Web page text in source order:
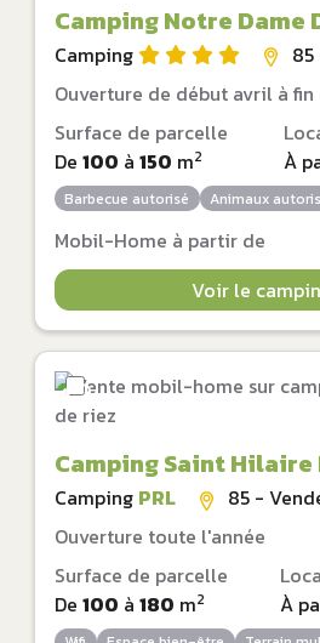
Camping Notre Dame
Camping
Ouverture de début avril à
Surface de parcelle
De 100 à 150 m2
À
Barbecue autorisé Animaux
Mobil-Home à partir de
Voir le
Camping Saint Hilaire
Camping PRL
85 -
Ouverture toute l'année
Surface de parcelle
De 100 à 180 m2
À